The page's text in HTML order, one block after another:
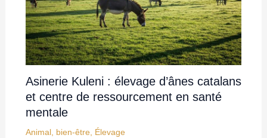
Asinerie Kuleni : élevage d’ânes catalans
et centre de ressourcement en santé
mentale
Animal, bien-être, Élevage